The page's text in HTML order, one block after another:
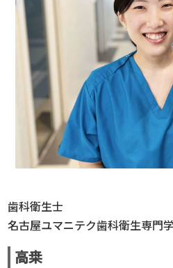
歯科衛生士
名古屋ユマニテク歯科衛生専門
高桒